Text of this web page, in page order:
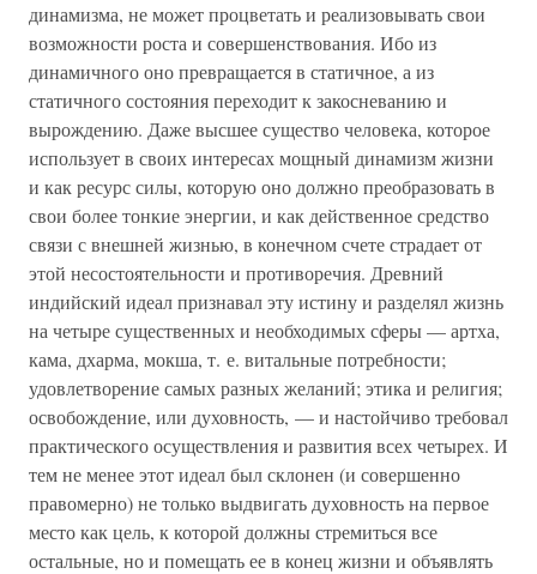
динамизма, не может процветать и реализовывать свои
возможности роста и совершенствования. Ибо из
динамичного оно превращается в статичное, а из
статичного состояния переходит к закосневанию и
вырождению. Даже высшее существо человека, которое
использует в своих интересах мощный динамизм жизни
и как ресурс силы, которую оно должно преобразовать в
свои более тонкие энергии, и как действенное средство
связи с внешней жизнью, в конечном счете страдает от
этой несостоятельности и противоречия. Древний
индийский идеал признавал эту истину и разделял жизнь
на четыре существенных и необходимых сферы — артха,
кама, дхарма, мокша, т. е. витальные потребности;
удовлетворение самых разных желаний; этика и религия;
освобождение, или духовность, — и настойчиво требовал
практического осуществления и развития всех четырех. И
тем не менее этот идеал был склонен (и совершенно
правомерно) не только выдвигать духовность на первое
место как цель, к которой должны стремиться все
остальные, но и помещать ее в конец жизни и объявлять